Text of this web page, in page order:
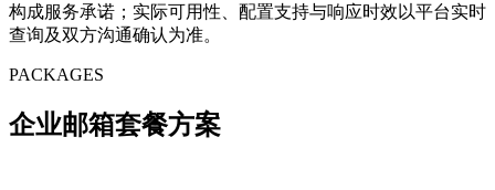
构成服务承诺；实际可用性、配置支持与响应时效以平台实时
查询及双方沟通确认为准。
PACKAGES
企业邮箱套餐方案